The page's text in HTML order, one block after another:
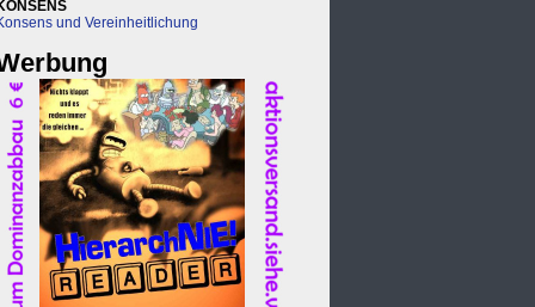
und Vereinheitlichung